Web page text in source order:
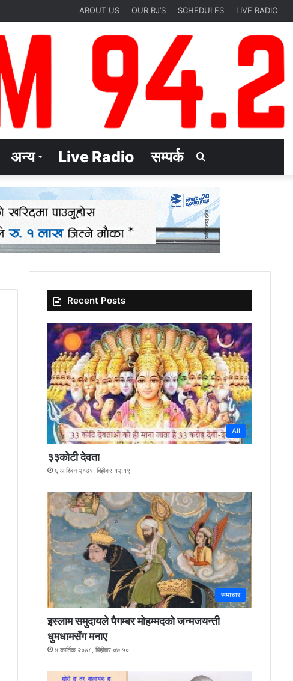
ABOUT US OUR RJ’S SCHEDULES LIVE RADIO
अन्य Live Radio सम्पर्क
for
Recent Posts
All
३३कोटी देवता
६ आश्विन २०७९, बिहीबार १२:१९
समाचार
इस्लाम समुदायले पैगम्बर मोहम्मदको जन्मजयन्ती
धुमधामसँग मनाए
४ कार्तिक २०७८, बिहीबार ०७:५०